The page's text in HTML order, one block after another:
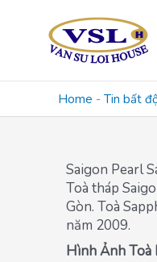
Home - Tin bất
Saigon Pearl
Toà tháp
Gòn. Toà
năm 2009.
Hình Ảnh Toà